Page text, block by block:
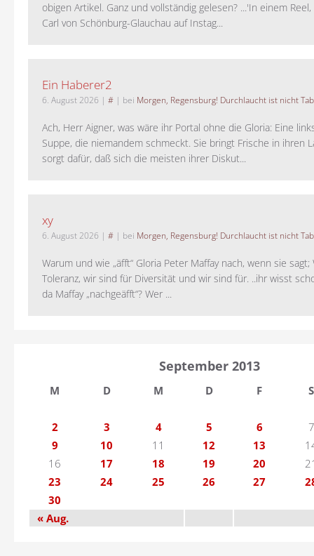
obigen Artikel. Ganz und vollständig gelesen? ...'In einem
Carl von Schönburg-Glauchau auf Instag...
Ein Haberer2
6. August 2026 | # | bei Morgen, Regensburg! Durchlaucht ist nicht
Ach, Herr Aigner, was wäre ihr Portal ohne die Gloria: Eine
Suppe, die niemandem schmeckt. Sie bringt Frische in ihren
sorgt dafür, daß sich die meisten ihrer Diskut...
xy
6. August 2026 | # | bei Morgen, Regensburg! Durchlaucht ist nicht
Warum und wie „äfft“ Gloria Peter Maffay nach, wenn sie
Toleranz, wir sind für Diversität und wir sind für. ..ihr wisst
da Maffay „nachgeäfft“? Wer ...
September 2013
M D M D F S
2 3 4 5 6
7
9
10 11 12 13
16
17 18 19 20
23
24 25 26 27
30
« Aug.